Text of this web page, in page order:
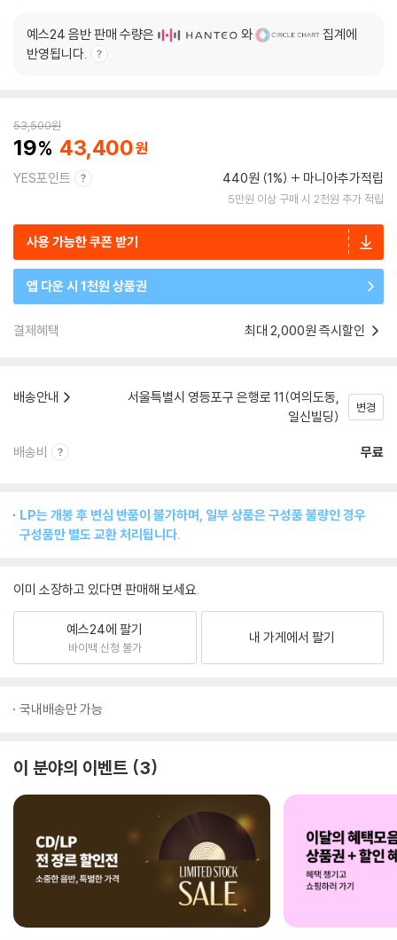
예스24 음반 판매 수량은 와
집계에
반영됩니다.
53,500원
19 43,400
YES포인트 440원 (1%) 마니아추가적립
5만원 이상 구매 시 2천원 추가 적립
사용 가능한 쿠폰 받기
앱 다운 시 1천원 상품권
결제혜택 최대 2,000원 즉시할인
배송안내
서울특별시 영등포구 은행로 11(여의도동,
일신빌딩)
변경
배송비 무료
LP는 개봉 후 변심 반품이 불가하며, 일부 상품은 구성품 불량인 경우
구성품만 별도 교환 처리됩니다.
이미 소장하고 있다면 판매해 보세요.
예스24에 팔기
바이백 신청 불가
내 가게에서 팔기
국내배송만 가능
이 분야의 이벤트 3